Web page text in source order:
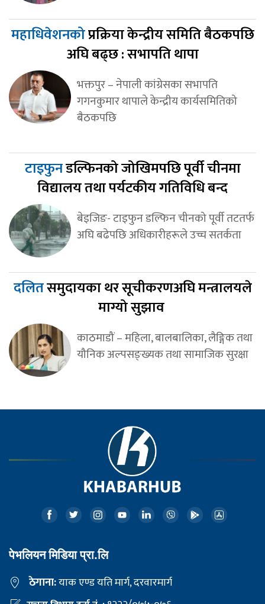
महाधिवेशनकोप्रक्रिया केन्द्रीय समिति बैठकपछि
अघि बढ्छ : सभापति थापा
भक्तपुर – नेपाली कांग्रेसका सभापति
गगनकुमार थापाले केन्द्रीय कार्यसमितिको
बैठकपछि
टाइफुनडल्फिनको जोखिमपछि पूर्वी चीनमा
विद्यालय तथा पर्यटकीय गतिविधि बन्द
बेइजिङ- टाइफुन डल्फिन चीनको पूर्वी तटतर्फ
अघि बढेपछि अधिकारीहरूले उच्च सतर्कता
दलितसमुदायका थर सूचीकरणअघि मन्त्रालयले
माग्यो सुझाव
काठमाडौं – महिला, बालबालिका, लैङ्गिक तथा
यौनिक अल्पसङ्ख्यक तथा सामाजिक सुरक्षा
पेभलियन मिडिया प्रा.लि
ठेगाना:याक एण्ड यति मार्ग, दरवारमार्ग